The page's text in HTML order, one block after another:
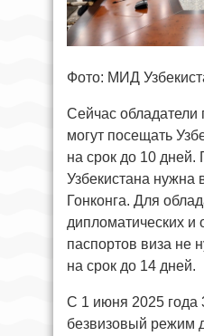
Фото: МИД
Сейчас обладатели
могут посещать
на срок до 10 дней.
Узбекистана нужна
Гонконга. Для
дипломатических
паспортов виза не
на срок до 14 дней.
С 1 июня 2025 года
безвизовый режим